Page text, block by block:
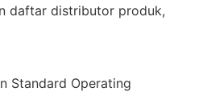
daftar distributor produk,
Standard Operating